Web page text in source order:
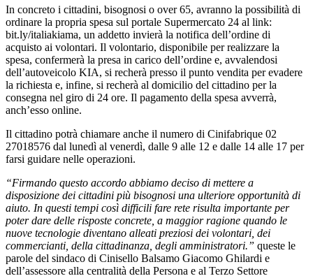
In concreto i cittadini, bisognosi o over 65, avranno la possibilità di
ordinare la propria spesa sul portale Supermercato 24 al link:
bit.ly/italiakiama, un addetto invierà la notifica dell’ordine di
acquisto ai volontari. Il volontario, disponibile per realizzare la
spesa, confermerà la presa in carico dell’ordine e, avvalendosi
dell’autoveicolo KIA, si recherà presso il punto vendita per evadere
la richiesta e, infine, si recherà al domicilio del cittadino per la
consegna nel giro di 24 ore. Il pagamento della spesa avverrà,
anch’esso online.
Il cittadino potrà chiamare anche il numero di Cinifabrique 02
27018576 dal lunedì al venerdì, dalle 9 alle 12 e dalle 14 alle 17 per
farsi guidare nelle operazioni.
“Firmando questo accordo abbiamo deciso di mettere a
disposizione dei cittadini più bisognosi una ulteriore opportunità di
aiuto. In questi tempi così difficili fare rete risulta importante per
poter dare delle risposte concrete, a maggior ragione quando le
nuove tecnologie diventano alleati preziosi dei volontari, dei
commercianti, della cittadinanza, degli amministratori.” queste le
parole del sindaco di Cinisello Balsamo Giacomo Ghilardi e
dell’assessore alla centralità della Persona e al Terzo Settore